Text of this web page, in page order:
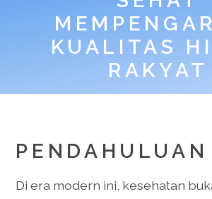
KUALITAS
RAKYAT
PENDAHULUAN
Di era modern ini, kesehatan